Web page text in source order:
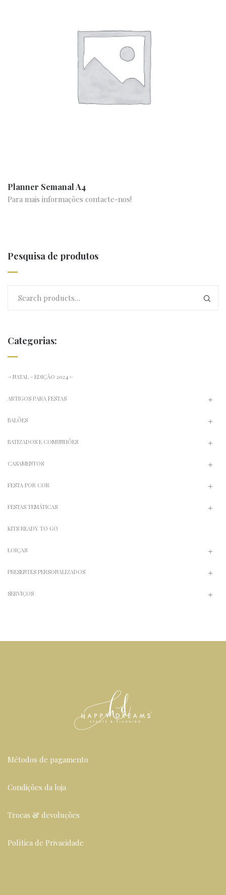
Planner Semanal A4
Para mais informações contacte-nos!
Pesquisa de produtos
Categorias:
-> NATAL - EDIÇÃO 2024 <-
ARTIGOS PARA FESTAS
BALÕES
BATIZADOS E COMUNHÕES
CASAMENTOS
FESTA POR COR
FESTAS TEMÁTICAS
KITS READY TO GO
LOIÇAS
PRESENTES PERSONALIZADOS
SERVIÇOS
Métodos de pagamento
Condições da loja
Trocas & devoluções
Política de Privacidade